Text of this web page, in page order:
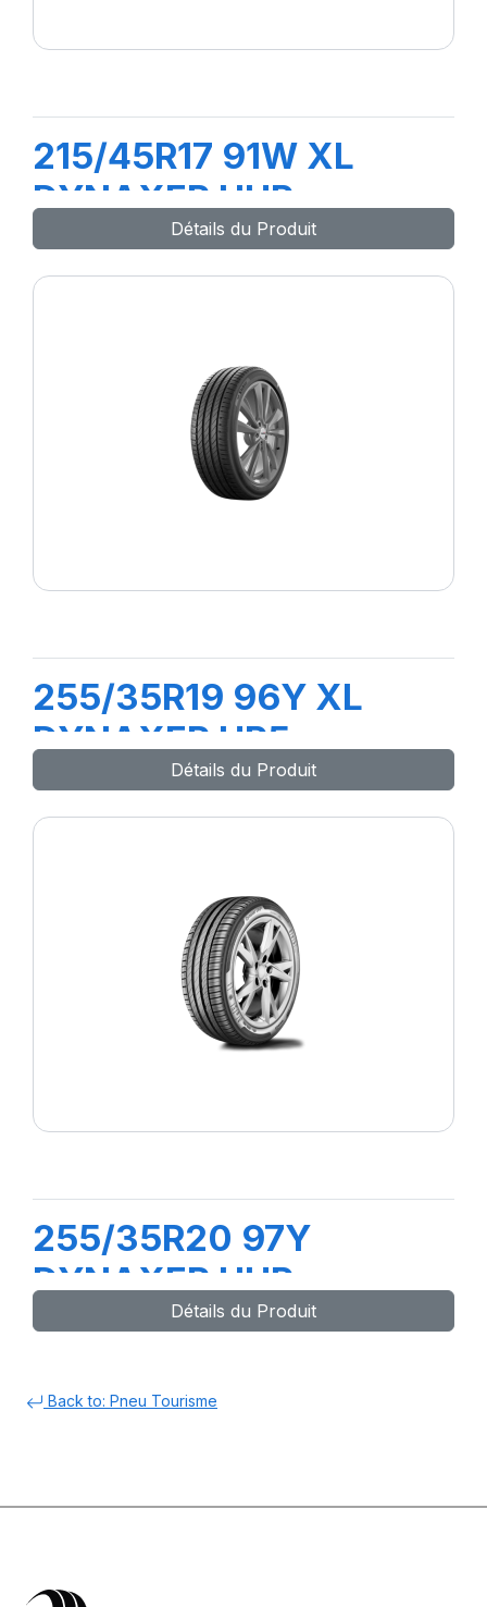
215/45R17 91W XL
DYNAXER UHP
Détails du Produit
255/35R19 96Y XL
DYNAXER HP5
Détails du Produit
255/35R20 97Y
DYNAXER UHP
Détails du Produit
Back to: Pneu Tourisme